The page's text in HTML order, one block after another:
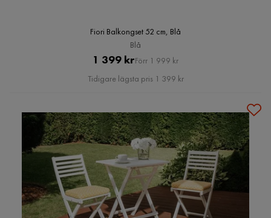
Fiori Balkongset 52 cm, Blå
Blå
Pris
1 399 krOriginal
Pris
Förr 1 999 kr
Tidigare lägsta pris 1 399 kr